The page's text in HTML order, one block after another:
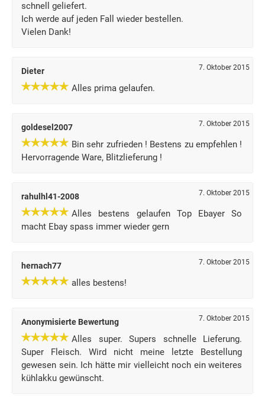
schnell geliefert.
Ich werde auf jeden Fall wieder bestellen.
Vielen Dank!
Dieter 7. Oktober 2015
Alles prima gelaufen.
goldesel2007 7. Oktober 2015
Bin sehr zufrieden ! Bestens zu empfehlen !
Hervorragende Ware, Blitzlieferung !
rahulhl41-2008 7. Oktober 2015
Alles bestens gelaufen Top Ebayer So
macht Ebay spass immer wieder gern
hernach77 7. Oktober 2015
alles bestens!
Anonymisierte Bewertung 7. Oktober 2015
Alles super. Supers schnelle Lieferung.
Super Fleisch. Wird nicht meine letzte Bestellung
gewesen sein. Ich hätte mir vielleicht noch ein weiteres
kühlakku gewünscht.